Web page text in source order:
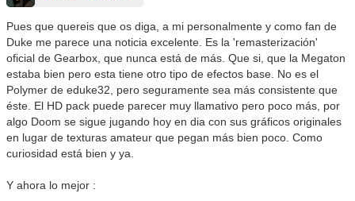
Pues que quereis que os diga, a mi personalmente y como fan de
Duke me parece una noticia excelente. Es la 'remasterización'
oficial de Gearbox, que nunca está de más. Que si, que la Megaton
estaba bien pero esta tiene otro tipo de efectos base. No es el
Polymer de eduke32, pero seguramente sea más consistente que
éste. El HD pack puede parecer muy llamativo pero poco más, por
algo Doom se sigue jugando hoy en dia con sus gráficos originales
en lugar de texturas amateur que pegan más bien poco. Como
curiosidad está bien y ya.
Y ahora lo mejor :